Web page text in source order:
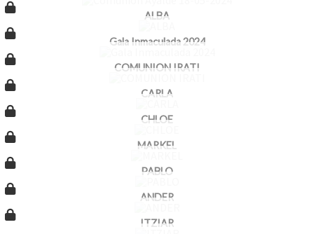
ALBA
Gala Inmaculada 2024
COMUNION IRATI
CARLA
CHLOE
MARKEL
PABLO
ANDER
ITZIAR